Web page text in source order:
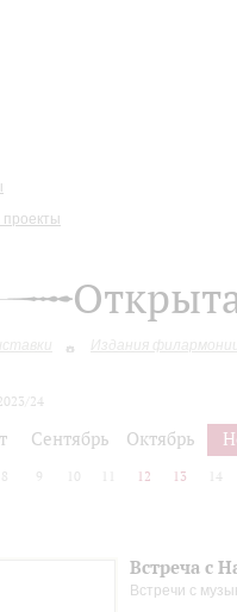
Издания
24
Сентябрь Октябрь
8 9 10 12 13 14
Встреча с
Встречи с